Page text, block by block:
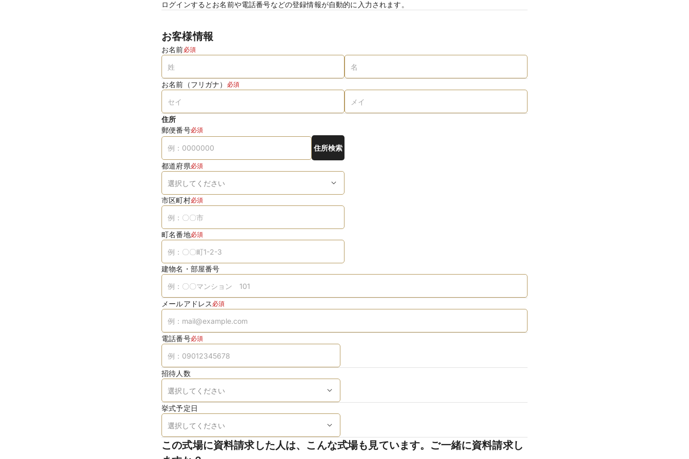
ログインするとお名前や電話番号などの登録情報が自動的に入力されます。
お客様情報
お名前必須
お名前（フリガナ） 必須
住所
郵便番号必須
住所検索
都道府県必須
市区町村必須
町名番地必須
建物名・部屋番号
メールアドレス 必須
電話番号必須
招待人数
挙式予定日
この式場に資料請求した人は、こんな式場も見ています。ご一緒に資料請求し